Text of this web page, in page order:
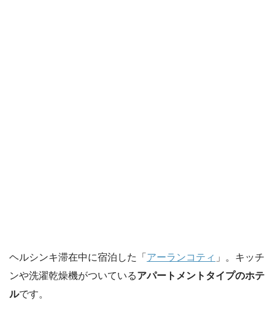
ヘルシンキ滞在中に宿泊した「 アーランコティ 」。キッチ
ンや洗濯乾燥機がついているアパートメントタイプのホテ
ルです。